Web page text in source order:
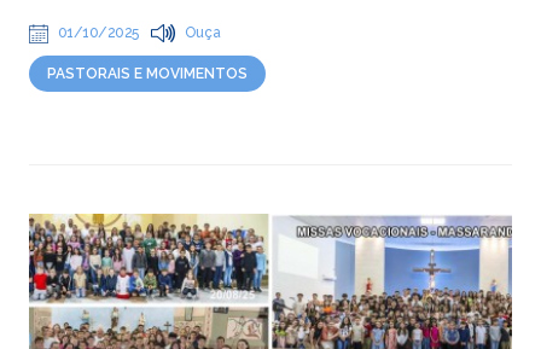
01/10/2025 Ouça
PASTORAIS E MOVIMENTOS